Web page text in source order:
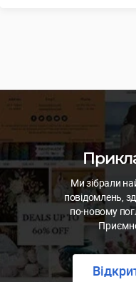
Ми зібрали
повідомлень,
по-новому